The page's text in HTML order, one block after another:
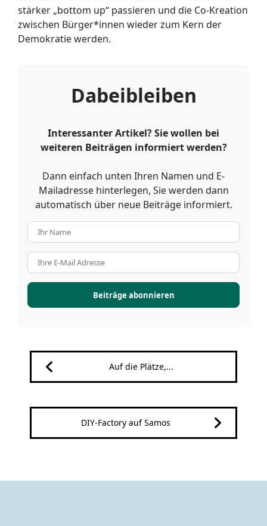
stärker „bottom up“ passieren und die Co-Kreation
zwischen Bürger*innen wieder zum Kern der
Demokratie werden.
Dabeibleiben
Interessanter Artikel? Sie wollen bei
weiteren Beiträgen informiert werden?
Dann einfach unten Ihren Namen und E-
Mailadresse hinterlegen, Sie werden dann
automatisch über neue Beiträge informiert.
Beiträge abonnieren
Auf die Plätze,...
DIY-Factory auf Samos